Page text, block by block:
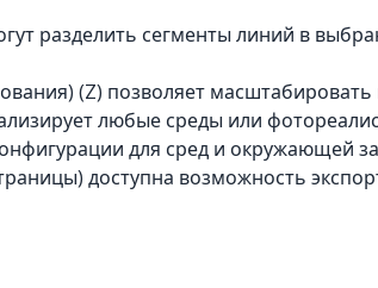
разделить сегменты линий в
(Z) позволяет
любые среды или
для сред и окружающей
доступна возможность